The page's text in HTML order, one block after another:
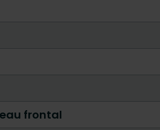
frontal